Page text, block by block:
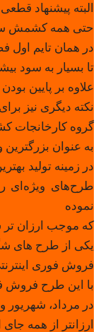
البته پیشنهاد
حتی همه کشمش
در همان تایم
تا بسیار به سود
علاوه بر پایین
نکته دیگری نیز
گروه کارخانجات
به عنوان
در زمینه تولید
طرح‌های ویژه‌ای
نموده
که موجب ارزان
یکی از طرح های
فروش فوری
با این طرح فروش
در مرداد، شهریور
ارزانتر از همه